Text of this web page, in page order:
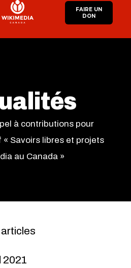
FAIRE UN
DON
à contributions pour
« Savoirs libres et projets
au Canada »
2021